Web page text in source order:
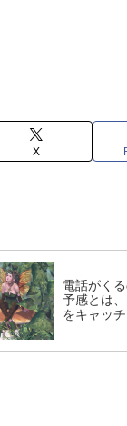
X
電話がく
予感とは
をキャッ